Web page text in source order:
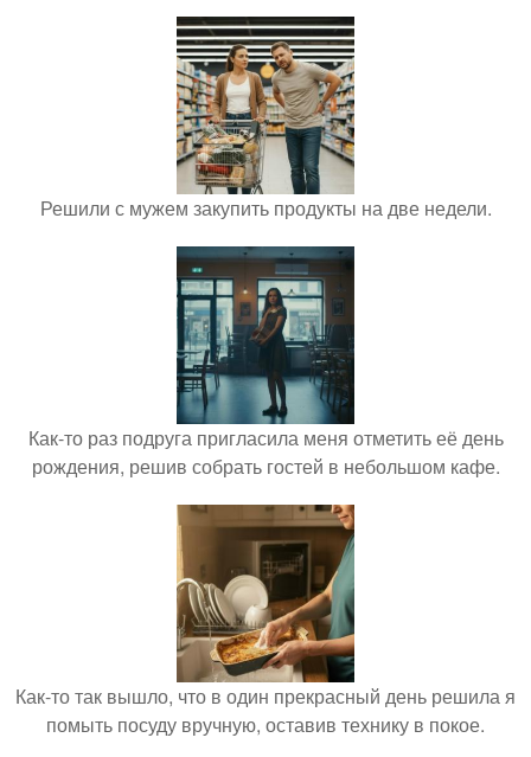
Решили с мужем закупить продукты на две недели.
Как-то раз подруга пригласила меня отметить её день
рождения, решив собрать гостей в небольшом кафе.
Как-то так вышло, что в один прекрасный день решила я
помыть посуду вручную, оставив технику в покое.